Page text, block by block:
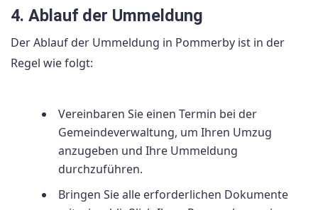
4. Ablauf der Ummeldung
Der Ablauf der Ummeldung in Pommerby ist in der
Regel wie folgt:
Vereinbaren Sie einen Termin bei der
Gemeindeverwaltung, um Ihren Umzug
anzugeben und Ihre Ummeldung
durchzuführen.
Bringen Sie alle erforderlichen Dokumente